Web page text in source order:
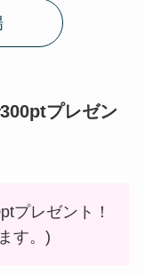
プレゼン
プレゼント！
す。)